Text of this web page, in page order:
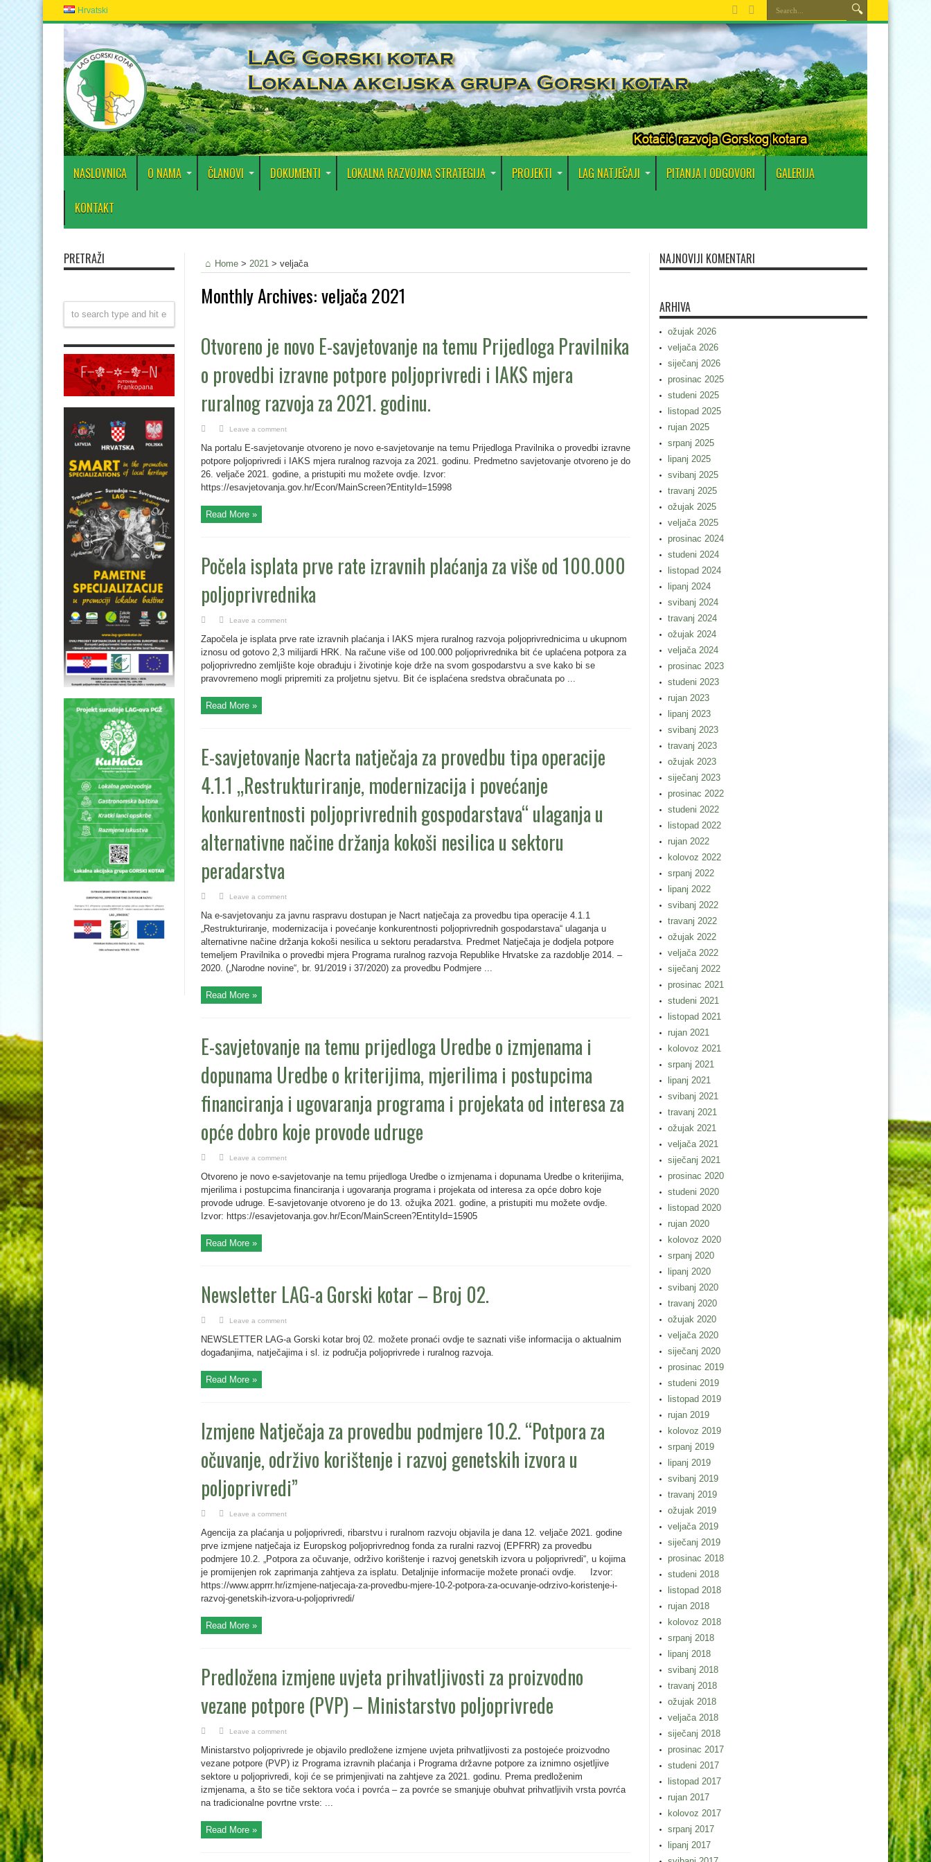
Hrvatski
NASLOVNICA O NAMA ČLANOVI DOKUMENTI LOKALNA RAZVOJNA STRATEGIJA PROJEKTI LAG NATJEČAJI PITANJA I ODGOVORI GALERIJA
KONTAKT
Home > 2021 > veljača
Monthly Archives:veljača 2021
Otvoreno je novo E-savjetovanje na temu Prijedloga Pravilnika
o provedbi izravne potpore poljoprivredi i IAKS mjera
ruralnog razvoja za 2021. godinu.
Leave a comment
Na portalu E-savjetovanje otvoreno je novo e-savjetovanje na temu Prijedloga Pravilnika o provedbi izravne
potpore poljoprivredi i IAKS mjera ruralnog razvoja za 2021. godinu. Predmetno savjetovanje otvoreno je do
26. veljače 2021. godine, a pristupiti mu možete ovdje. Izvor:
https://esavjetovanja.gov.hr/Econ/MainScreen?EntityId=15998
Read More »
Počela isplata prve rate izravnih plaćanja za više od 100.000
poljoprivrednika
Leave a comment
Započela je isplata prve rate izravnih plaćanja i IAKS mjera ruralnog razvoja poljoprivrednicima u ukupnom
iznosu od gotovo 2,3 milijardi HRK. Na račune više od 100.000 poljoprivrednika bit će uplaćena potpora za
poljoprivredno zemljište koje obrađuju i životinje koje drže na svom gospodarstvu a sve kako bi se
pravovremeno mogli pripremiti za proljetnu sjetvu. Bit će isplaćena sredstva obračunata po ...
Read More »
E-savjetovanje Nacrta natječaja za provedbu tipa operacije
4.1.1 „Restrukturiranje, modernizacija i povećanje
konkurentnosti poljoprivrednih gospodarstava“ ulaganja u
alternativne načine držanja kokoši nesilica u sektoru
peradarstva
Leave a comment
Na e-savjetovanju za javnu raspravu dostupan je Nacrt natječaja za provedbu tipa operacije 4.1.1
„Restrukturiranje, modernizacija i povećanje konkurentnosti poljoprivrednih gospodarstava“ ulaganja u
alternativne načine držanja kokoši nesilica u sektoru peradarstva. Predmet Natječaja je dodjela potpore
temeljem Pravilnika o provedbi mjera Programa ruralnog razvoja Republike Hrvatske za razdoblje 2014. –
2020. („Narodne novine“, br. 91/2019 i 37/2020) za provedbu Podmjere ...
Read More »
E-savjetovanje na temu prijedloga Uredbe o izmjenama i
dopunama Uredbe o kriterijima, mjerilima i postupcima
financiranja i ugovaranja programa i projekata od interesa za
opće dobro koje provode udruge
Leave a comment
Otvoreno je novo e-savjetovanje na temu prijedloga Uredbe o izmjenama i dopunama Uredbe o kriterijima,
mjerilima i postupcima financiranja i ugovaranja programa i projekata od interesa za opće dobro koje
provode udruge. E-savjetovanje otvoreno je do 13. ožujka 2021. godine, a pristupiti mu možete ovdje.
Izvor: https://esavjetovanja.gov.hr/Econ/MainScreen?EntityId=15905
Read More »
Newsletter LAG-a Gorski kotar – Broj 02.
Leave a comment
NEWSLETTER LAG-a Gorski kotar broj 02. možete pronaći ovdje te saznati više informacija o aktualnim
događanjima, natječajima i sl. iz područja poljoprivrede i ruralnog razvoja.
Read More »
Izmjene Natječaja za provedbu podmjere 10.2. “Potpora za
očuvanje, održivo korištenje i razvoj genetskih izvora u
poljoprivredi”
Leave a comment
Agencija za plaćanja u poljoprivredi, ribarstvu i ruralnom razvoju objavila je dana 12. veljače 2021. godine
prve izmjene natječaja iz Europskog poljoprivrednog fonda za ruralni razvoj (EPFRR) za provedbu
podmjere 10.2. „Potpora za očuvanje, održivo korištenje i razvoj genetskih izvora u poljoprivredi“, u kojima
je promijenjen rok zaprimanja zahtjeva za isplatu. Detaljnije informacije možete pronaći ovdje. Izvor:
https://www.apprrr.hr/izmjene-natjecaja-za-provedbu-mjere-10-2-potpora-za-ocuvanje-odrzivo-koristenje-i-
razvoj-genetskih-izvora-u-poljoprivredi/
Read More »
Predložena izmjene uvjeta prihvatljivosti za proizvodno
vezane potpore (PVP) – Ministarstvo poljoprivrede
Leave a comment
Ministarstvo poljoprivrede je objavilo predložene izmjene uvjeta prihvatljivosti za postojeće proizvodno
vezane potpore (PVP) iz Programa izravnih plaćanja i Programa državne potpore za iznimno osjetljive
sektore u poljoprivredi, koji će se primjenjivati na zahtjeve za 2021. godinu. Prema predloženim
izmjenama, a što se tiče sektora voća i povrća – za povrće se smanjuje obuhvat prihvatljivih vrsta povrća
na tradicionalne povrtne vrste: ...
Read More »
PRETRAŽI NAJNOVIJI KOMENTARI
ARHIVA
ožujak 2026
veljača 2026
siječanj 2026
prosinac 2025
studeni 2025
listopad 2025
rujan 2025
srpanj 2025
lipanj 2025
svibanj 2025
travanj 2025
ožujak 2025
veljača 2025
prosinac 2024
studeni 2024
listopad 2024
lipanj 2024
svibanj 2024
travanj 2024
ožujak 2024
veljača 2024
prosinac 2023
studeni 2023
rujan 2023
lipanj 2023
svibanj 2023
travanj 2023
ožujak 2023
siječanj 2023
prosinac 2022
studeni 2022
listopad 2022
rujan 2022
kolovoz 2022
srpanj 2022
lipanj 2022
svibanj 2022
travanj 2022
ožujak 2022
veljača 2022
siječanj 2022
prosinac 2021
studeni 2021
listopad 2021
rujan 2021
kolovoz 2021
srpanj 2021
lipanj 2021
svibanj 2021
travanj 2021
ožujak 2021
veljača 2021
siječanj 2021
prosinac 2020
studeni 2020
listopad 2020
rujan 2020
kolovoz 2020
srpanj 2020
lipanj 2020
svibanj 2020
travanj 2020
ožujak 2020
veljača 2020
siječanj 2020
prosinac 2019
studeni 2019
listopad 2019
rujan 2019
kolovoz 2019
srpanj 2019
lipanj 2019
svibanj 2019
travanj 2019
ožujak 2019
veljača 2019
siječanj 2019
prosinac 2018
studeni 2018
listopad 2018
rujan 2018
kolovoz 2018
srpanj 2018
lipanj 2018
svibanj 2018
travanj 2018
ožujak 2018
veljača 2018
siječanj 2018
prosinac 2017
studeni 2017
listopad 2017
rujan 2017
kolovoz 2017
srpanj 2017
lipanj 2017